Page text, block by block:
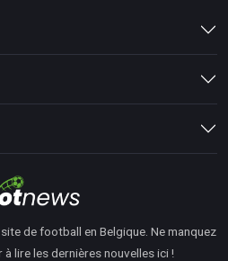
de football en Belgique. Ne manquez
lire les dernières nouvelles ici !